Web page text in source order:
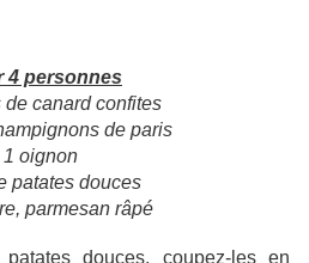
4 personnes
de canard confites
de paris
1 oignon
patates douces
parmesan râpé
douces, coupez-les en